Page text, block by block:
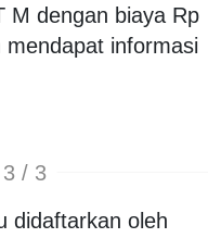
M dengan biaya Rp
informasi
/ 3
didaftarkan oleh